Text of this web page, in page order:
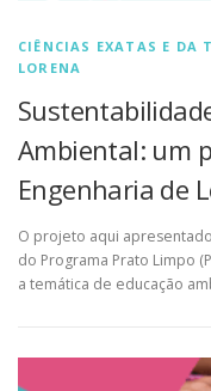
CIÊNCIAS EXATAS E DA
LORENA
Ambiental: um
Engenharia de
O projeto aqui
do Programa Prato Limpo
a temática de educação